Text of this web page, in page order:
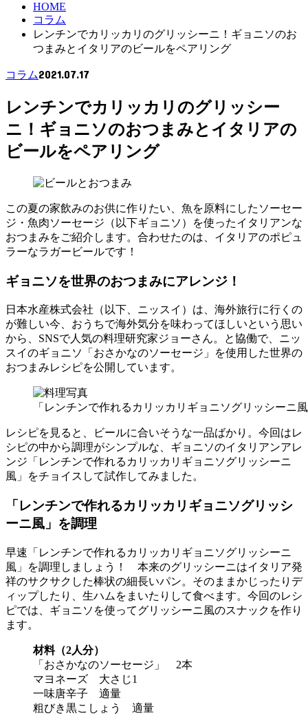
HOME
コラム
レンチンでカリッカリのグリッシーニ！ギョニソのお
つまみとイタリアのビールをペアリング
コラム2021.07.17
レンチンでカリッカリのグリッシー
ニ！ギョニソのおつまみとイタリアの
ビールをペアリング
この夏の家飲みのお供に作りたい、魚を原料にしたソーセー
ジ・魚肉ソーセージ（以下ギョニソ）を使ったイタリアンな
おつまみをご紹介します。合わせたのは、イタリアのポピュ
ラーなラガービールです！
ギョニソを世界のおつまみにアレンジ！
日本水産株式会社（以下、ニッスイ）は、海外旅行に行くの
が難しい今、おうちで海外気分を味わってほしいという思い
から、SNSで人気の料理研究家ジョーさん。と協働で、ニッ
スイのギョニソ「おさかなのソーセージ」を使用した世界の
おつまみレシピを公開しています。
「レンチンで作れるカリッカリギョニソグリッシーニ
レシピを見ると、ビールに合いそうな一品ばかり。今回はレ
シピの中から調理がシンプルな、ギョニソのイタリアンアレ
ンジ「レンチンで作れるカリッカリギョニソグリッシーニ
風」をチョイスして試作してみました。
「レンチンで作れるカリッカリギョニソグリッシ
ーニ風」を調理
早速「レンチンで作れるカリッカリギョニソグリッシーニ
風」を調理しましょう！ 本来のグリッシーニはイタリア発
祥のサクサクした棒状の細長いパン。そのままかじったりデ
ィップしたり、生ハムをまいたりして食べます。今回のレシ
ピでは、ギョニソを使ってグリッシーニ風のスナックを作り
ます。
材料（2人分）
「おさかなのソーセージ」 2本
マヨネーズ 大さじ1
一味唐辛子 適量
粗びき黒こしょう 適量